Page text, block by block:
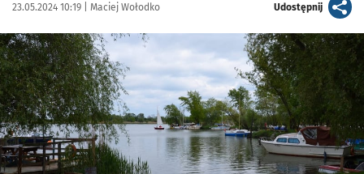
Data publikacji:
23.05.2024 10:19 | Autor:
Maciej Wołodko Udostępnijartykuł
Kliknij, aby powiększyć